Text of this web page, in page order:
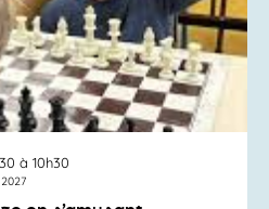
à 10h30